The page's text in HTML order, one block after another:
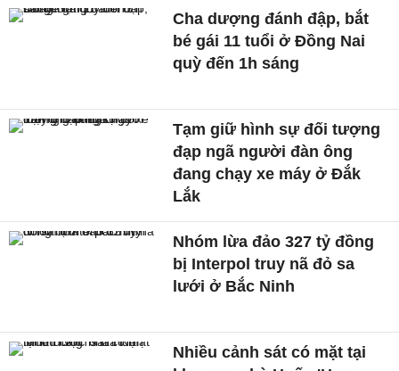
Cha dượng đánh đập, bắt
bé gái 11 tuổi ở Đồng Nai
quỳ đến 1h sáng
Tạm giữ hình sự đối tượng
đạp ngã người đàn ông
đang chạy xe máy ở Đắk
Lắk
Nhóm lừa đảo 327 tỷ đồng
bị Interpol truy nã đỏ sa
lưới ở Bắc Ninh
Nhiều cảnh sát có mặt tại